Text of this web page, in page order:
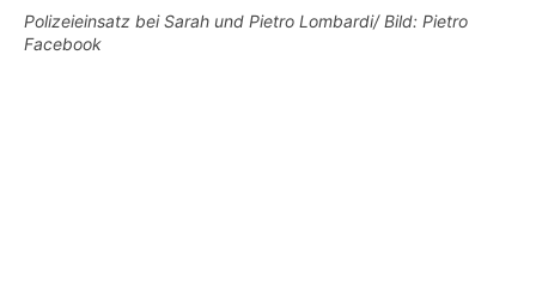
Polizeieinsatz bei Sarah und Pietro Lombardi/ Bild: Pietro
Facebook